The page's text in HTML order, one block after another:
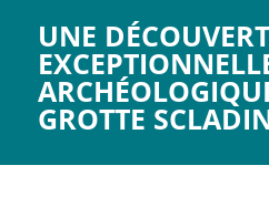
UNE
GROTTE